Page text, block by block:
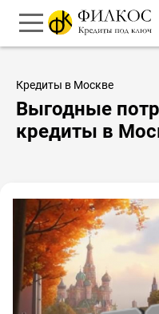
Кредиты в Москве
Выгодные
кредиты в